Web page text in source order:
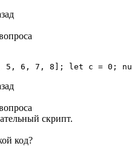
6, 7, 8]; let c = 0;
скрипт.
код?